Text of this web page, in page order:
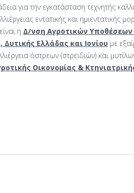
για την εγκατάσταση τεχνητής
εντατικής και ημιεντατικής
η Δ/νση Αγροτικών Υποθέσεων
Ελλάδας και Ιονίου με
όστρεων (στρειδιών) και
Οικονομίας &